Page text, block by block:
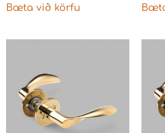
Bæta við körfu